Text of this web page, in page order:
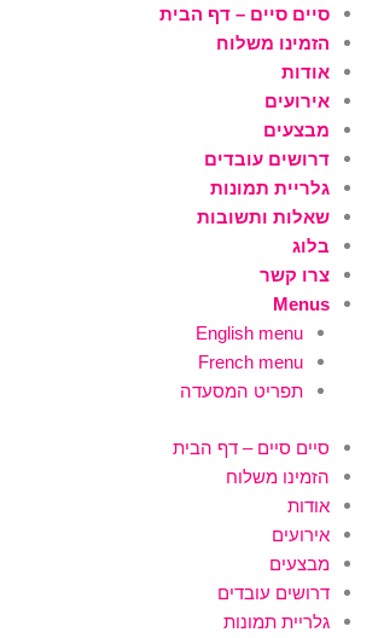
דילוג
לתוכן
סיים סיים – דף הבית
הזמינו משלוח
אודות
אירועים
מבצעים
דרושים עובדים
גלריית תמונות
שאלות ותשובות
בלוג
צרו קשר
Menus
English menu
French menu
תפריט המסעדה
סיים סיים – דף הבית
הזמינו משלוח
אודות
אירועים
מבצעים
דרושים עובדים
גלריית תמונות